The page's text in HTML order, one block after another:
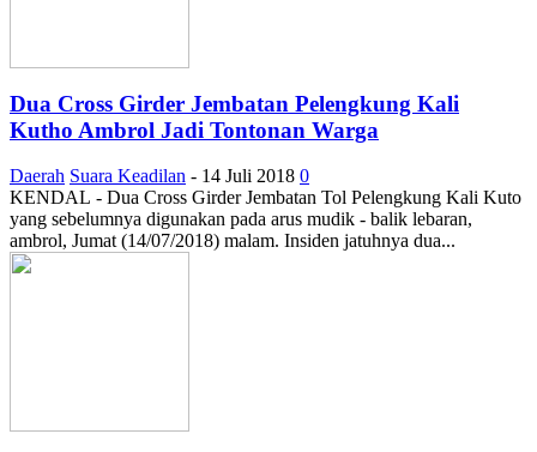
Dua Cross Girder Jembatan Pelengkung Kali
Kutho Ambrol Jadi Tontonan Warga
Daerah Suara Keadilan - 14 Juli 2018 0
KENDAL - Dua Cross Girder Jembatan Tol Pelengkung Kali Kuto
yang sebelumnya digunakan pada arus mudik - balik lebaran,
ambrol, Jumat (14/07/2018) malam. Insiden jatuhnya dua...